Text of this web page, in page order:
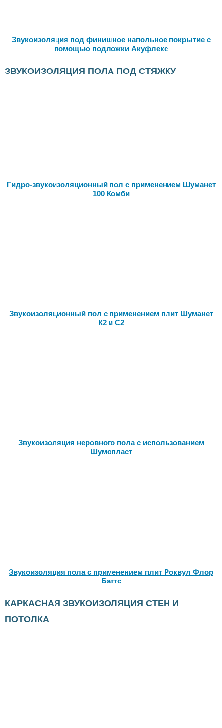
Звукоизоляция под финишное напольное покрытие с
помощью подложки Акуфлекс
ЗВУКОИЗОЛЯЦИЯ ПОЛА ПОД СТЯЖКУ
Гидро-звукоизоляционный пол с применением Шуманет
100 Комби
Звукоизоляционный пол с применением плит Шуманет
К2 и С2
Звукоизоляция неровного пола с использованием
Шумопласт
Звукоизоляция пола с применением плит Роквул Флор
Баттс
КАРКАСНАЯ ЗВУКОИЗОЛЯЦИЯ СТЕН И
ПОТОЛКА